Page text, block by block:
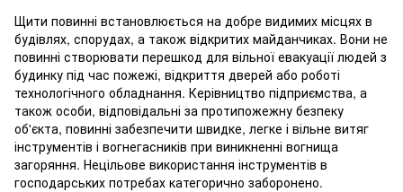
Щити повинні встановлюється на добре видимих місцях в
будівлях, спорудах, а також відкритих майданчиках. Вони не
повинні створювати перешкод для вільної евакуації людей з
будинку під час пожежі, відкриття дверей або роботі
технологічного обладнання. Керівництво підприємства, а
також особи, відповідальні за протипожежну безпеку
об'єкта, повинні забезпечити швидке, легке і вільне витяг
інструментів і вогнегасників при виникненні вогнища
загоряння. Нецільове використання інструментів в
господарських потребах категорично заборонено.